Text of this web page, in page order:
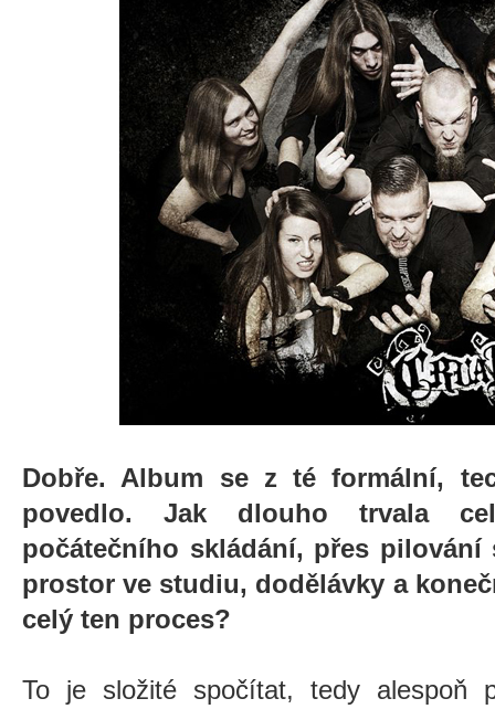
Dobře. Album se z té formální,
povedlo. Jak dlouho trvala
počátečního skládání, přes
prostor ve studiu, dodělávky a
celý ten proces?
To je složité spočítat, tedy alespoň